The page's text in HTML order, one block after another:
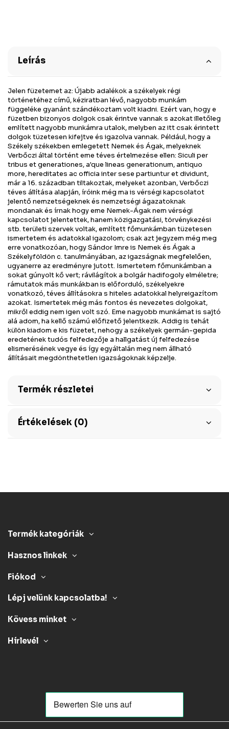
Leírás
Jelen füzetemet az: Újabb adalékok a székelyek régi
történetéhez című, kéziratban lévő, nagyobb munkám
függeléke gyanánt szándékoztam volt kiadni. Ezért van, hogy e
füzetben bizonyos dolgok csak érintve vannak s azokat illetőleg
említett nagyobb munkámra utalok, melyben az itt csak érintett
dolgok tüzetesen kifejtve és igazolva vannak. Például, hogy a
Székely székekben emlegetett Nemek és Ágak, melyeknek
Verbőczi által történt eme téves értelmezése ellen: Siculi per
tribus et generationes, a'que lineas generationum, antiquo
more, hereditates ac officia inter sese partiuntur et dividunt,
már a 16. században tiltakoztak, melyeket azonban, Verbőczi
téves állítása alapján, íróink még ma is vérségi kapcsolatot
jelentő nemzetségeknek és nemzetségi ágazatoknak
mondanak és írnak hogy eme Nemek-Ágak nem vérségi
kapcsolatot jelentettek, hanem közigazgatási, törvénykezési
stb. területi szervek voltak, említett főmunkámban tüzetesen
ismertetem és adatokkal igazolom; csak azt jegyzem még meg
erre vonatkozóan, hogy Sándor Imre is Nemek és Ágak a
Székelyföldön c. tanulmányában, az igazságnak megfelelően,
ugyanerre az eredményre jutott. Ismertetem főmunkámban a
sokat gúnyolt kő vert; rávilágítok a bolgár hadifogoly elméletre;
rámutatok más munkákban is előforduló, székelyekre
vonatkozó, téves állításokra s hiteles adatokkal helyreigazítom
azokat. Ismertetek még más fontos és nevezetes dolgokat,
mikről eddig nem igen volt szó. Eme nagyobb munkámat is sajtó
alá adom, ha kellő számú előfizető jelentkezik. Addig is tehát
külön kiadom e kis füzetet, nehogy a székelyek germán-gepida
eredetének tudós felfedezője a hallgatást új felfedezése
elismerésének vegye és így egyáltalán meg nem állható
állításait megdönthetetlen igazságoknak képzelje.
Termék részletei
Értékelések (0)
Termék kategóriák
Hasznos linkek
Fiókod
Lépj velünk kapcsolatba!
Kövess minket
Hírlevél